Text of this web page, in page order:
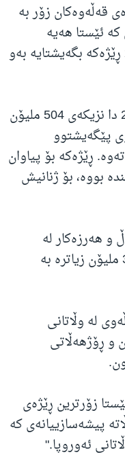
قەڵەوەکان زۆر بە
ئێستا هەیە
پێشبینی دەکرا تاوەکو ساڵی 2030 ڕێژەکە بگەیشتایە بەو
بەپێی توێژینەوەکە، لە ساڵی 2022 دا نزیکەی 504 ملیۆن
ملیۆن پیاوی پێگەیشتوو
ڕێژەکە بۆ پیاوان
هێندە بووە، بۆ ژنانیش
دا نزیکەی 159 منداڵ و هەرزەکار لە
قەڵەویدا ژیاون. ئەو ژمارەیەش 31 ملیۆن زیاترە بە
لە وڵاتانی
و ڕۆژهەڵاتی
زۆرترین ڕێژەی
پیشەسازییانەی کە
ئەوروپا."